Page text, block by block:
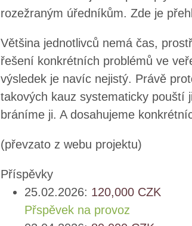
rozežraným úředníkům. Zde je
Většina jednotlivců nemá čas,
řešení konkrétních problémů ve
výsledek je navíc nejistý. Právě
takových kauz systematicky pouští
bráníme ji. A dosahujeme
(převzato z webu projektu)
Příspěvky
25.02.2026: 120,000 CZK
Přspěvek na provoz